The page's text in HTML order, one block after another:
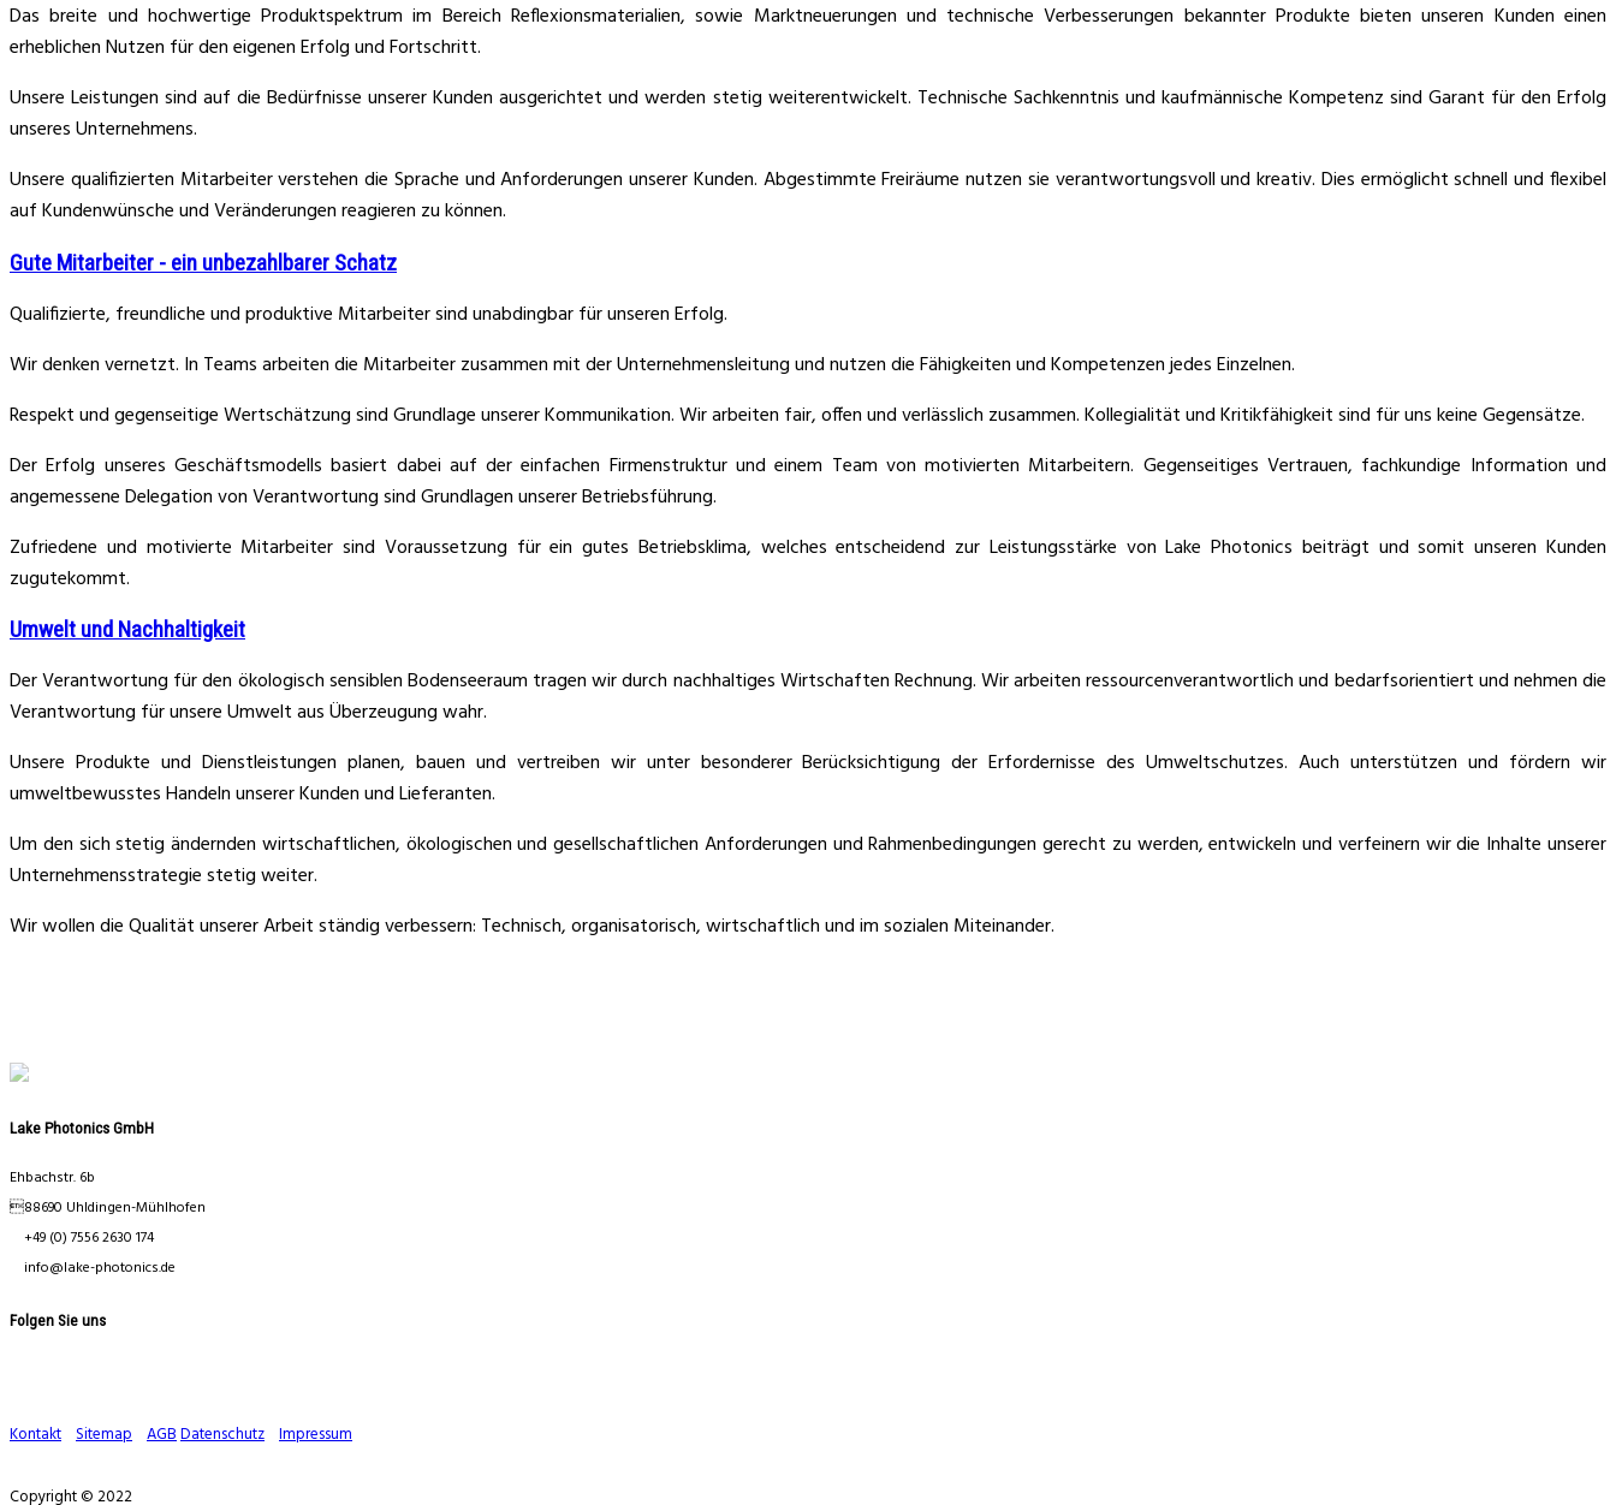
Das breite und hochwertige Produktspektrum im Bereich Reflexionsmaterialien, sowie Marktneuerungen und technische Verbesserungen bekannter Produkte bieten unseren Kunden einen
erheblichen Nutzen für den eigenen Erfolg und Fortschritt.
Unsere Leistungen sind auf die Bedürfnisse unserer Kunden ausgerichtet und werden stetig weiterentwickelt. Technische Sachkenntnis und kaufmännische Kompetenz sind Garant für den Erfolg
unseres Unternehmens.
Unsere qualifizierten Mitarbeiter verstehen die Sprache und Anforderungen unserer Kunden. Abgestimmte Freiräume nutzen sie verantwortungsvoll und kreativ. Dies ermöglicht schnell und flexibel
auf Kundenwünsche und Veränderungen reagieren zu können.
Gute Mitarbeiter - ein unbezahlbarer Schatz
Qualifizierte, freundliche und produktive Mitarbeiter sind unabdingbar für unseren Erfolg.
Wir denken vernetzt. In Teams arbeiten die Mitarbeiter zusammen mit der Unternehmensleitung und nutzen die Fähigkeiten und Kompetenzen jedes Einzelnen.
Respekt und gegenseitige Wertschätzung sind Grundlage unserer Kommunikation. Wir arbeiten fair, offen und verlässlich zusammen. Kollegialität und Kritikfähigkeit sind für uns keine Gegensätze.
Der Erfolg unseres Geschäftsmodells basiert dabei auf der einfachen Firmenstruktur und einem Team von motivierten Mitarbeitern. Gegenseitiges Vertrauen, fachkundige Information und
angemessene Delegation von Verantwortung sind Grundlagen unserer Betriebsführung.
Zufriedene und motivierte Mitarbeiter sind Voraussetzung für ein gutes Betriebsklima, welches entscheidend zur Leistungsstärke von Lake Photonics beiträgt und somit unseren Kunden
zugutekommt.
Umwelt und Nachhaltigkeit
Der Verantwortung für den ökologisch sensiblen Bodenseeraum tragen wir durch nachhaltiges Wirtschaften Rechnung. Wir arbeiten ressourcenverantwortlich und bedarfsorientiert und nehmen die
Verantwortung für unsere Umwelt aus Überzeugung wahr.
Unsere Produkte und Dienstleistungen planen, bauen und vertreiben wir unter besonderer Berücksichtigung der Erfordernisse des Umweltschutzes. Auch unterstützen und fördern wir
umweltbewusstes Handeln unserer Kunden und Lieferanten.
Um den sich stetig ändernden wirtschaftlichen, ökologischen und gesellschaftlichen Anforderungen und Rahmenbedingungen gerecht zu werden, entwickeln und verfeinern wir die Inhalte unserer
Unternehmensstrategie stetig weiter.
Wir wollen die Qualität unserer Arbeit ständig verbessern: Technisch, organisatorisch, wirtschaftlich und im sozialen Miteinander.
Lake Photonics GmbH
Ehbachstr. 6b
88690 Uhldingen-Mühlhofen
+49 (0) 7556 2630 174
info@lake-photonics.de
Folgen Sie uns
Kontakt Sitemap AGBDatenschutz Impressum
Copyright © 2022